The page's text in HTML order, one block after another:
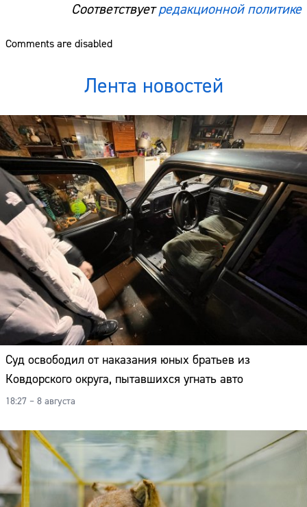
Соответствуетредакционной политике
Comments are disabled
Лента новостей
Суд освободил от наказания юных братьев из
Ковдорского округа, пытавшихся угнать авто
18:27 – 8 августа